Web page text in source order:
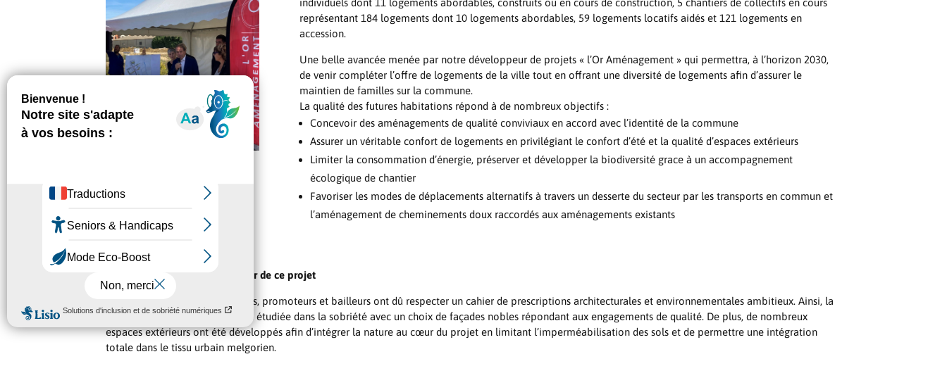
individuels dont 11 logements abordables, construits ou en cours de construction, 5 chantiers de collectifs en cours
représentant 184 logements dont 10 logements abordables, 59 logements locatifs aidés et 121 logements en
accession.
Une belle avancée menée par notre développeur de projets « l’Or Aménagement » qui permettra, à l’horizon 2030,
de venir compléter l’offre de logements de la ville tout en offrant une diversité de logements afin d’assurer le
maintien de familles sur la commune.
La qualité des futures habitations répond à de nombreux objectifs :
Concevoir des aménagements de qualité conviviaux en accord avec l’identité de la commune
Assurer un véritable confort de logements en privilégiant le confort d’été et la qualité d’espaces extérieurs
Limiter la consommation d’énergie, préserver et développer la biodiversité grace à un accompagnement
écologique de chantier
Favoriser les modes de déplacements alternatifs à travers un desserte du secteur par les transports en commun et
l’aménagement de cheminements doux raccordés aux aménagements existants
La qualité architecturale au cœur de ce projet
Afin de répondre à ces exigences, promoteurs et bailleurs ont dû respecter un cahier de prescriptions architecturales et environnementales ambitieux. Ainsi, la
conception des logements a été étudiée dans la sobriété avec un choix de façades nobles répondant aux engagements de qualité. De plus, de nombreux
espaces extérieurs ont été développés afin d’intégrer la nature au cœur du projet en limitant l’imperméabilisation des sols et de permettre une intégration
totale dans le tissu urbain melgorien.